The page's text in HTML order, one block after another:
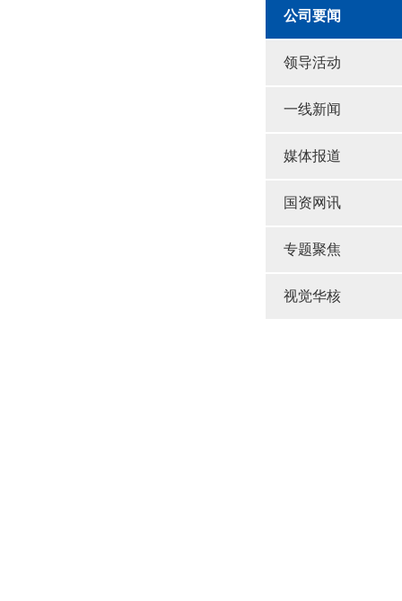
公司要闻
领导活动
一线新闻
媒体报道
国资网讯
专题聚焦
视觉华核